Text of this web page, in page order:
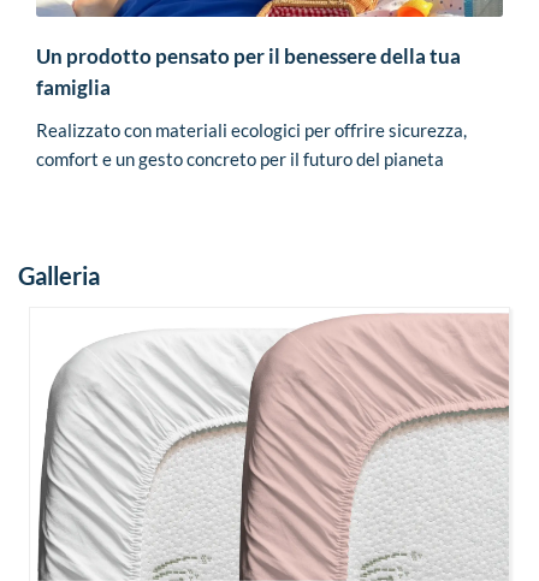
Un prodotto pensato per il benessere della tua
famiglia
Realizzato con materiali ecologici per offrire sicurezza,
comfort e un gesto concreto per il futuro del pianeta
Galleria